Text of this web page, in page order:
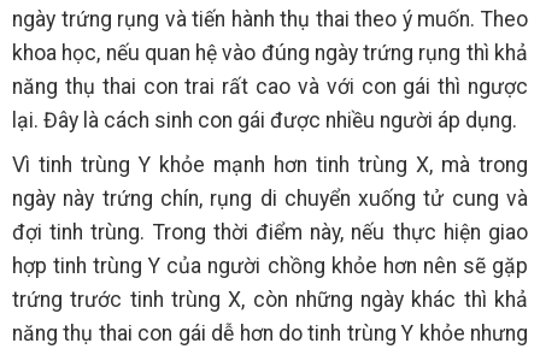
ngày trứng rụng và tiến hành thụ thai theo ý muốn. Theo
khoa học, nếu quan hệ vào đúng ngày trứng rụng thì khả
năng thụ thai con trai rất cao và với con gái thì ngược
lại. Đây là cách sinh con gái được nhiều người áp dụng.
Vì tinh trùng Y khỏe mạnh hơn tinh trùng X, mà trong
ngày này trứng chín, rụng di chuyển xuống tử cung và
đợi tinh trùng. Trong thời điểm này, nếu thực hiện giao
hợp tinh trùng Y của người chồng khỏe hơn nên sẽ gặp
trứng trước tinh trùng X, còn những ngày khác thì khả
năng thụ thai con gái dễ hơn do tinh trùng Y khỏe nhưng